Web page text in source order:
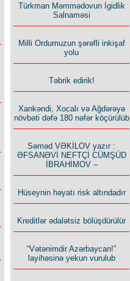
Türkman Məmmədovun İgidlik
Salnaməsi
Milli Ordumuzun şərəfli inkişaf
yolu
Təbrik edirik!
Xankəndi, Xocalı və Ağdərəyə
növbəti dəfə 180 nəfər köçürülüb
Səməd VƏKİLOV yazır :
ƏFSANƏVİ NEFTÇİ CÜMŞÜD
İBRAHİMOV –
Hüseynin həyatı risk altındadır
Kreditlər ədalətsiz bölüşdürülür
“Vətənimdir Azərbaycan!”
layihəsinə yekun vurulub